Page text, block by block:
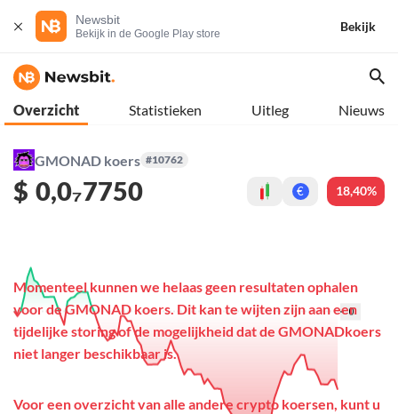
Newsbit
Bekijk in de Google Play store
Bekijk
Overzicht Statistieken Uitleg Nieuws
GMONAD koers #10762
$ 0,0₇7750 € 18,40%
Momenteel kunnen we helaas geen resultaten ophalen
voor de GMONAD koers. Dit kan te wijten zijn aan een
tijdelijke storing of de mogelijkheid dat de GMONADkoers
niet langer beschikbaar is.
Voor een overzicht van alle andere crypto koersen, kunt u